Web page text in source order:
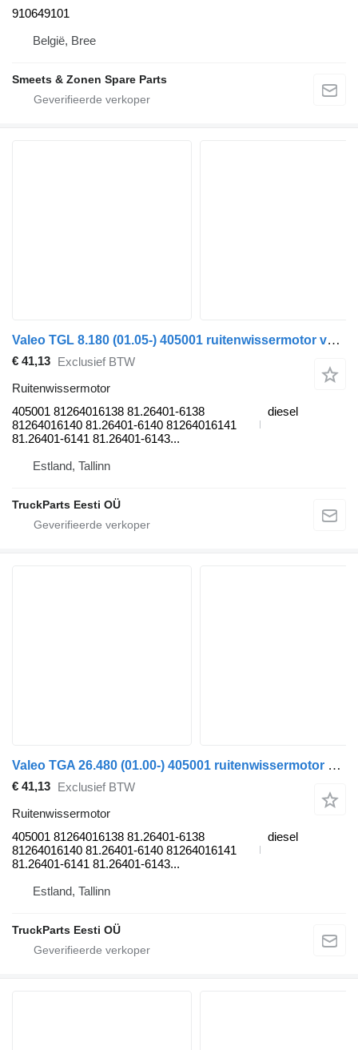
910649101
België, Bree
Smeets & Zonen Spare Parts
Valeo TGL 8.180 (01.05-) 405001 ruitenwissermotor voor MAN TGL, TGM, TGS, TGX (2005-2021) trekker
€ 41,13 Exclusief BTW
Ruitenwissermotor
405001 81264016138 81.26401-6138
81264016140 81.26401-6140 81264016141
81.26401-6141 81.26401-6143...
diesel
Estland, Tallinn
TruckParts Eesti OÜ
Valeo TGA 26.480 (01.00-) 405001 ruitenwissermotor voor MAN 4-series, TGA (1993-2009) trekker
€ 41,13 Exclusief BTW
Ruitenwissermotor
405001 81264016138 81.26401-6138
81264016140 81.26401-6140 81264016141
81.26401-6141 81.26401-6143...
diesel
Estland, Tallinn
TruckParts Eesti OÜ